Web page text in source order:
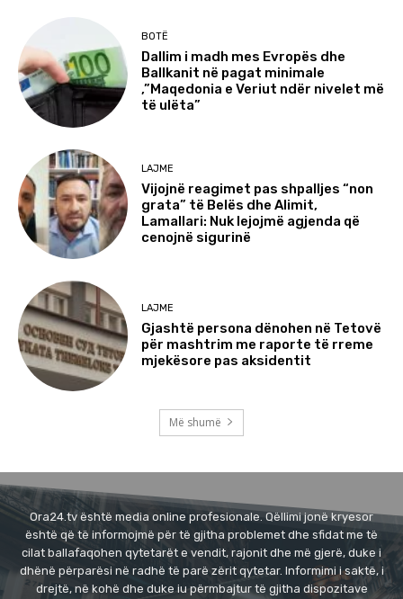
BOTË
Dallim i madh mes Evropës dhe
Ballkanit në pagat minimale
,”Maqedonia e Veriut ndër nivelet më
të ulëta”
LAJME
Vijojnë reagimet pas shpalljes “non
grata” të Belës dhe Alimit,
Lamallari: Nuk lejojmë agjenda që
cenojnë sigurinë
LAJME
Gjashtë persona dënohen në Tetovë
për mashtrim me raporte të rreme
mjekësore pas aksidentit
Më shumë
Ora24.tv është media online profesionale. Qëllimi jonë kryesor
është që të informojmë për të gjitha problemet dhe sfidat me të
cilat ballafaqohen qytetarët e vendit, rajonit dhe më gjerë, duke i
dhënë përparësi në radhë të parë zërit qytetar. Informimi i saktë, i
drejtë, në kohë dhe duke iu përmbajtur të gjitha dispozitave